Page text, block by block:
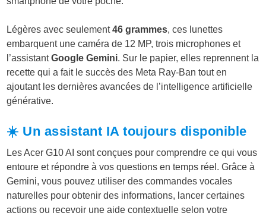
Légères avec seulement46 grammes, ces lunettes
embarquent une caméra de 12 MP, trois microphones et
l’assistantGoogle Gemini. Sur le papier, elles reprennent la
recette qui a fait le succès des Meta Ray-Ban tout en
ajoutant les dernières avancées de l’intelligence artificielle
générative.
☀️ Un assistant IA toujours disponible
Les Acer G10 AI sont conçues pour comprendre ce qui vous
entoure et répondre à vos questions en temps réel. Grâce à
Gemini, vous pouvez utiliser des commandes vocales
naturelles pour obtenir des informations, lancer certaines
actions ou recevoir une aide contextuelle selon votre